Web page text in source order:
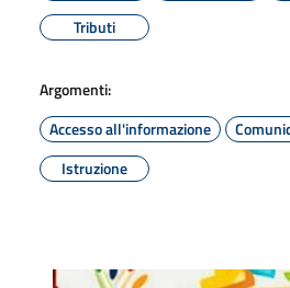
Tributi
Argomenti:
Accesso all'informazione
Istruzione